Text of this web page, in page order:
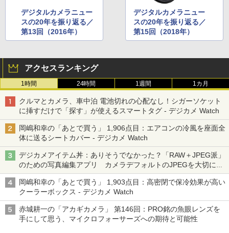
デジタルカメラニュー
スの20年を振り返る／
第13回（2016年）
デジタルカメラニュー
スの20年を振り返る／
第15回（2018年）
アクセスランキング
1時間 24時間 1週間 1カ月
クルマとカメラ、車中泊 電池切れの心配なし！シガーソケット
に挿すだけで「探す」が使えるスマートタグ - デジカメ Watch
岡嶋和幸の「あとで買う」 1,906点目：エアコンの冷風を座面全
体に送るシートカバー - デジカメ Watch
デジカメアイテム丼：ありそうでなかった？「RAW＋JPEG派」
のための写真編集アプリ カメラデフォルトのJPEGを大切にす
る「Filmator」
岡嶋和幸の「あとで買う」 1,903点目：高密閉で保冷効果が高い
クーラーボックス - デジカメ Watch
赤城耕一の「アカギカメラ」 第146回：PRO銘の魚眼レンズを
手にして思う、マイクロフォーサーズへの期待と可能性